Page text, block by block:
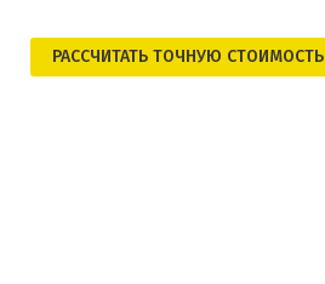
РАСCЧИТАТЬ ТОЧНУЮ СТОИМОСТЬ